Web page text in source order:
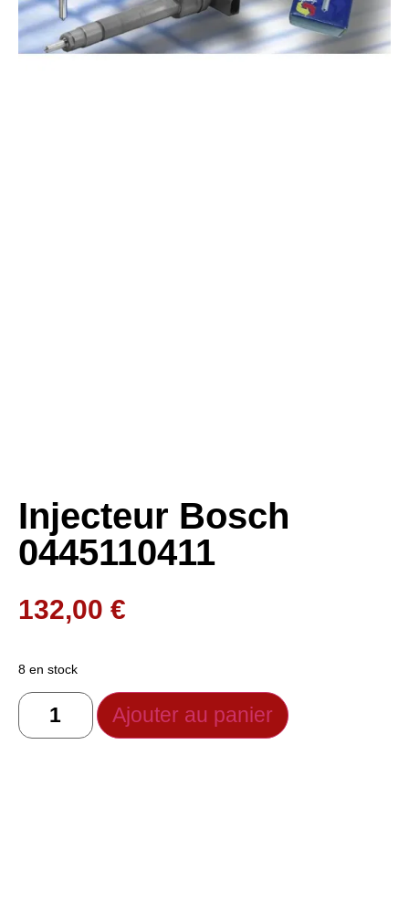
Injecteur Bosch
0445110411
132,00 €
8 en stock
Ajouter au panier